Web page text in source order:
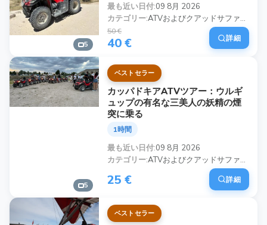
5
最も近い日付 09 8月 2026
カテゴリー
50 €
40 € 詳細
5
ベストセラー
カッパドキアATVツアー：ウルギ
ュップの有名な三美人の妖精の煙
突に乗る
1時間
最も近い日付 09 8月 2026
カテゴリー
25 € 詳細
ベストセラー